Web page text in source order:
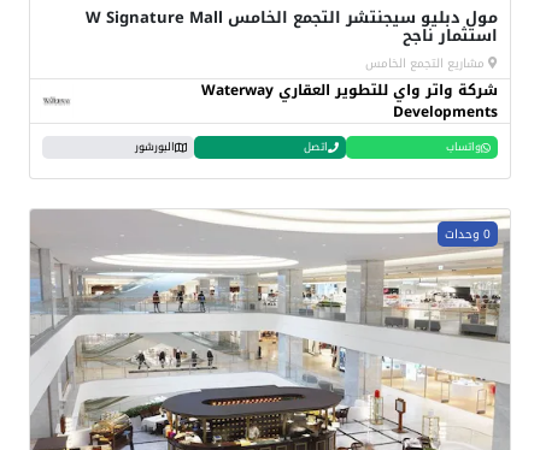
مول دبليو سيجنتشر التجمع الخامس W Signature Mall
استثمار ناجح
مشاريع التجمع الخامس
شركة واتر واي للتطوير العقاري Waterway
Developments
واتساب اتصل البورشور
0 وحدات